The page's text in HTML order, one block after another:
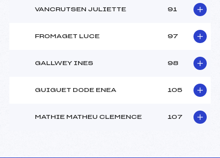
VANCRUTSEN JULIETTE 91
FROMAGET LUCE 97
GALLWEY INES 98
GUIGUET DODE ENEA 105
MATHIE MATHEU CLEMENCE 107